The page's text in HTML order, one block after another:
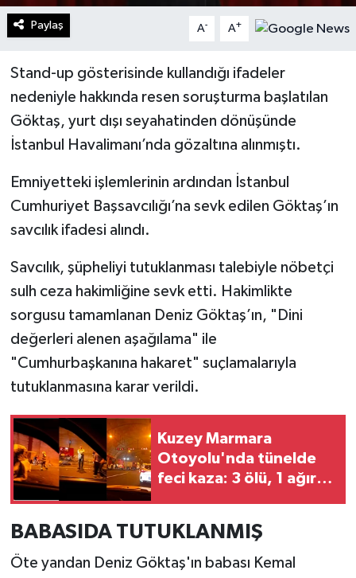
Paylaş A- A+
Stand-up gösterisinde kullandığı ifadeler
nedeniyle hakkında resen soruşturma başlatılan
Göktaş, yurt dışı seyahatinden dönüşünde
İstanbul Havalimanı’nda gözaltına alınmıştı.
Emniyetteki işlemlerinin ardından İstanbul
Cumhuriyet Başsavcılığı’na sevk edilen Göktaş’ın
savcılık ifadesi alındı.
Savcılık, şüpheliyi tutuklanması talebiyle nöbetçi
sulh ceza hakimliğine sevk etti. Hakimlikte
sorgusu tamamlanan Deniz Göktaş’ın, "Dini
değerleri alenen aşağılama" ile
"Cumhurbaşkanına hakaret" suçlamalarıyla
tutuklanmasına karar verildi.
Kuzey Marmara
Otoyolu'nda tünelde
feci kaza: 3 ölü, 1 ağır
BABASIDA TUTUKLANMIŞ
Öte yandan Deniz Göktaş'ın babası Kemal